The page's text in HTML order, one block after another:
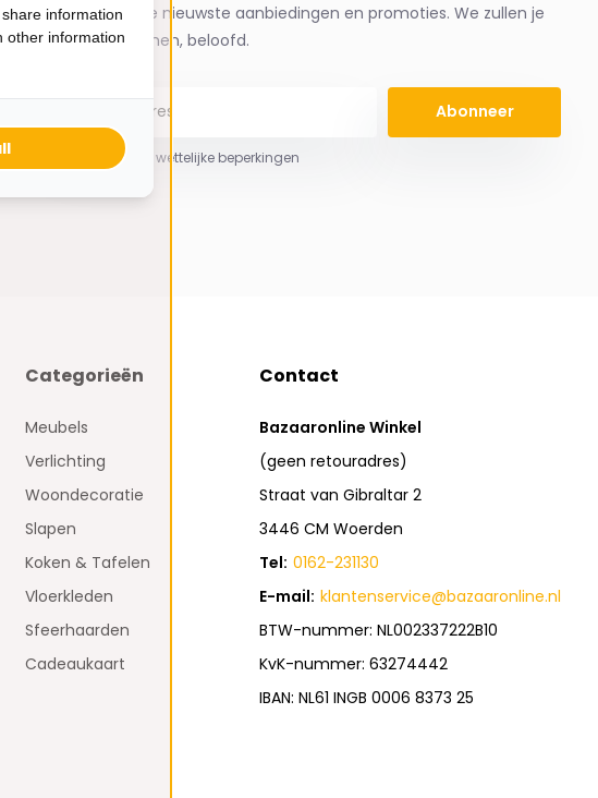
Ontvang de nieuwste aanbiedingen en promoties. We zullen je
niet spammen, beloofd.
Abonneer
* Lees hier de wettelijke beperkingen
Categorieën
Meubels
Verlichting
Woondecoratie
Slapen
Koken & Tafelen
Vloerkleden
Sfeerhaarden
Cadeaukaart
Contact
Bazaaronline Winkel
(geen retouradres)
Straat van Gibraltar 2
3446 CM Woerden
Tel: 0162-231130
E-mail: klantenservice@bazaaronline.nl
BTW-nummer: NL002337222B10
KvK-nummer: 63274442
IBAN: NL61 INGB 0006 8373 25
information
other information